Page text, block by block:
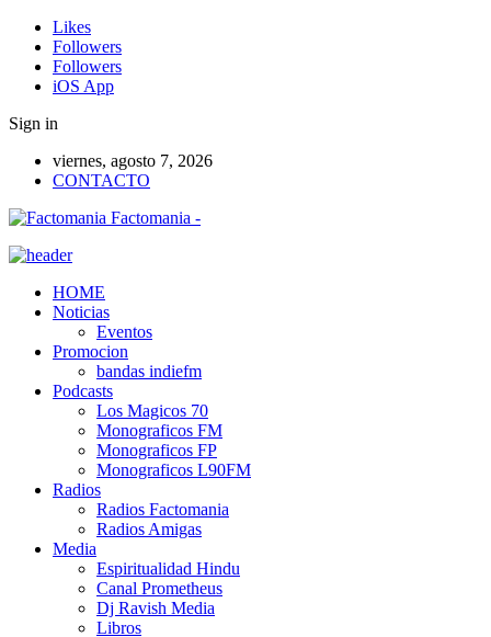
Likes
Followers
Followers
iOS App
Sign in
viernes, agosto 7, 2026
CONTACTO
Factomania -
HOME
Noticias
Eventos
Promocion
bandas indiefm
Podcasts
Los Magicos 70
Monograficos FM
Monograficos FP
Monograficos L90FM
Radios
Radios Factomania
Radios Amigas
Media
Espiritualidad Hindu
Canal Prometheus
Dj Ravish Media
Libros